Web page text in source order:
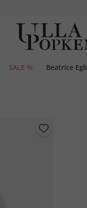
SALE % Beatrice Egli